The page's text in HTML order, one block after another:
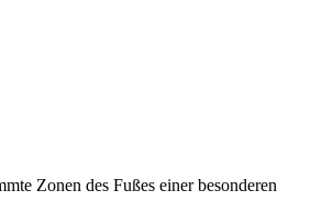
Zonen des Fußes einer besonderen